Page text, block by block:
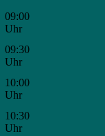
09:00
Uhr
09:30
Uhr
10:00
Uhr
10:30
Uhr